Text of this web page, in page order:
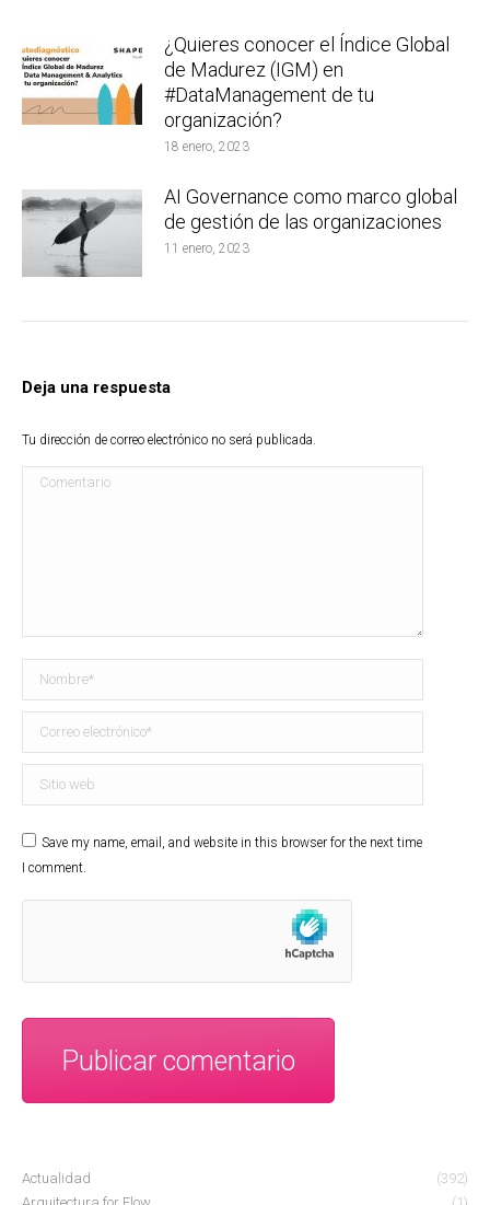
¿Quieres conocer el Índice Global
de Madurez (IGM) en
#DataManagement de tu
organización?
18 enero, 2023
AI Governance como marco global
de gestión de las organizaciones
11 enero, 2023
Deja una respuesta
Tu dirección de correo electrónico no será publicada.
Comentario
Nombre *
Correo electrónico *
Sitio web
Save my name, email, and website in this browser for the next time
I comment.
Publicar comentario
Actualidad
(392)